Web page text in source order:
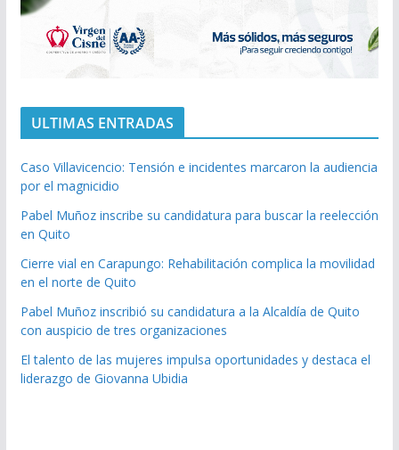
ULTIMAS ENTRADAS
Caso Villavicencio: Tensión e incidentes marcaron la audiencia
por el magnicidio
Pabel Muñoz inscribe su candidatura para buscar la reelección
en Quito
Cierre vial en Carapungo: Rehabilitación complica la movilidad
en el norte de Quito
Pabel Muñoz inscribió su candidatura a la Alcaldía de Quito
con auspicio de tres organizaciones
El talento de las mujeres impulsa oportunidades y destaca el
liderazgo de Giovanna Ubidia